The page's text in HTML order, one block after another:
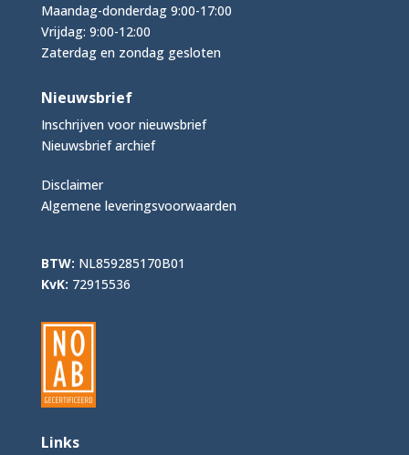
Maandag-donderdag 9:00-17:00
Vrijdag: 9:00-12:00
Zaterdag en zondag gesloten
Nieuwsbrief
Inschrijven voor nieuwsbrief
Nieuwsbrief archief
Disclaimer
Algemene leveringsvoorwaarden
BTW: NL859285170B01
KvK: 72915536
Links